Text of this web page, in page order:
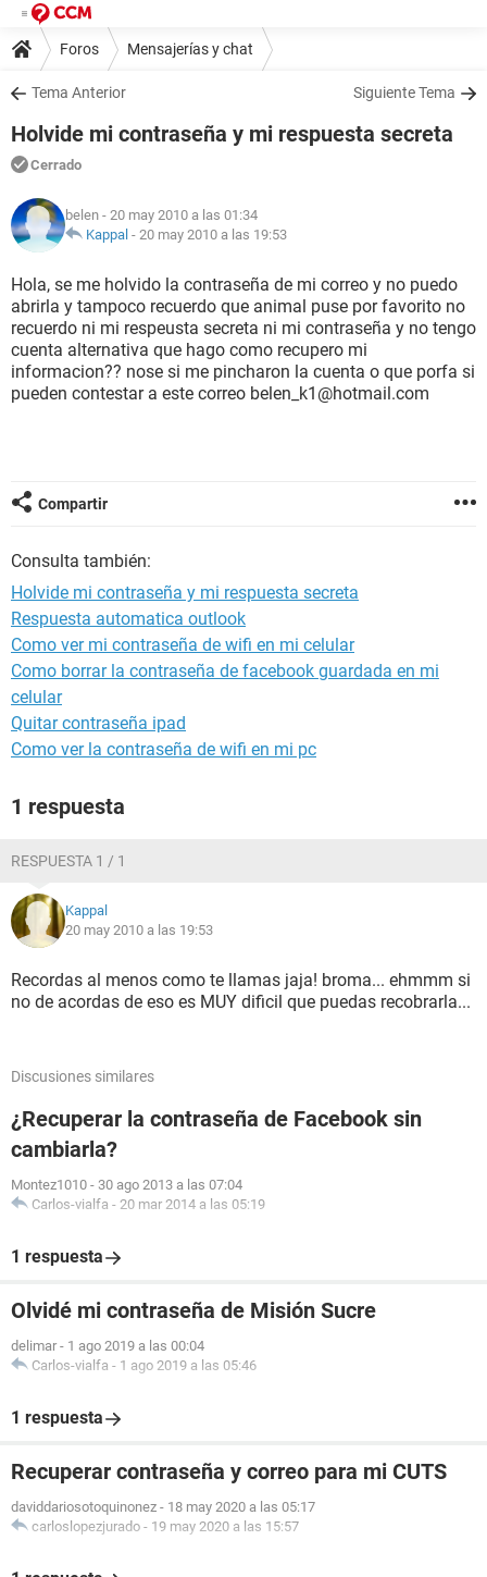
Foros Mensajerías y chat
Tema Anterior Siguiente Tema
Holvide mi contraseña y mi respuesta secreta
Cerrado
belen - 20 may 2010 a las 01:34
Kappal - 20 may 2010 a las 19:53
Hola, se me holvido la contraseña de mi correo y no puedo
abrirla y tampoco recuerdo que animal puse por favorito no
recuerdo ni mi respeusta secreta ni mi contraseña y no tengo
cuenta alternativa que hago como recupero mi
informacion?? nose si me pincharon la cuenta o que porfa si
pueden contestar a este correo belen_k1@hotmail.com
Compartir
Consulta también:
Holvide mi contraseña y mi respuesta secreta
Respuesta automatica outlook
Como ver mi contraseña de wifi en mi celular
Como borrar la contraseña de facebook guardada en mi
celular
Quitar contraseña ipad
Como ver la contraseña de wifi en mi pc
1 respuesta
RESPUESTA 1 / 1
Kappal
20 may 2010 a las 19:53
Recordas al menos como te llamas jaja! broma... ehmmm si
no de acordas de eso es MUY dificil que puedas recobrarla...
Discusiones similares
¿Recuperar la contraseña de Facebook sin
cambiarla?
Montez1010 - 30 ago 2013 a las 07:04
Carlos-vialfa - 20 mar 2014 a las 05:19
1 respuesta
Olvidé mi contraseña de Misión Sucre
delimar - 1 ago 2019 a las 00:04
Carlos-vialfa - 1 ago 2019 a las 05:46
1 respuesta
Recuperar contraseña y correo para mi CUTS
daviddariosotoquinonez - 18 may 2020 a las 05:17
carloslopezjurado - 19 may 2020 a las 15:57